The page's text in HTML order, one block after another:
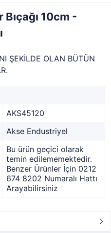
10cm -
ŞEKİLDE OLAN BÜTÜN
AKS45120
Akse Endustriyel
Bu ürün geçici olarak
temin edilememektedir.
Benzer Ürünler İçin 0212
674 8202 Numaralı Hattı
Arayabilirsiniz